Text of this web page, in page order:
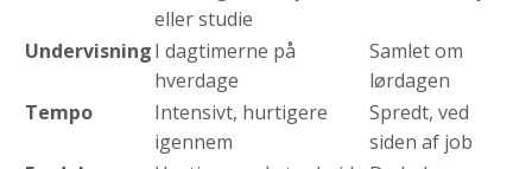
eller studie
UndervisningI dagtimerne på
hverdage
Samlet om
lørdagen
Tempo
Intensivt, hurtigere
igennem
Spredt, ved
siden af job